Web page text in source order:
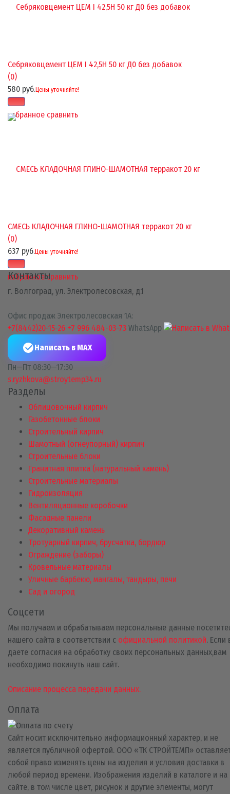
избранное сравнить
Себряковцемент ЦЕМ I 42,5Н 50 кг Д0 без добавок
(0)
580 руб.Цены уточняйте!
избранное сравнить
СМЕСЬ КЛАДОЧНАЯ ГЛИНО-ШАМОТНАЯ терракот 20 кг
(0)
637 руб.Цены уточняйте!
Контакты
г. Волгоград, ул. Электролесовская, д.1
Офис продаж Электролесовская 1А:
+7(8442)20-15-26 +7 996 484-03-73 WhatsApp
Написать в MAX
Пн—Пт 08:30—17:30
s.ryzhkova@stroytemp34.ru
Разделы
Облицовочный кирпич
Газобетонные блоки
Строительный кирпич
Шамотный (огнеупорный) кирпич
Строительные блоки
Гранитная плитка (натуральный камень)
Строительные материалы
Гидроизоляция
Вентиляционные коробочки
Фасадные панели
Декоративный камень
Тротуарный кирпич, брусчатка, бордюр
Ограждение (заборы)
Кровельные материалы
Уличные барбекю, мангалы, тандыры, печи
Сад и огород
Соцсети
Мы получаем и обрабатываем персональные данные
нашего сайта в соответствии с официальной политикой. Если
даете согласия на обработку своих персональных данных,вам
необходимо покинуть наш сайт.
Описание процесса передачи данных.
Оплата
Сайт носит исключительно информационный характер, и не
является публичной офертой. ООО «ТК СТРОЙТЕМП»
собой право изменять цены на изделия и условия доставки в
любой период времени. Изображения изделий в каталоге и на
сайте, в том числе цвет, рисунок и другие элементы, могут